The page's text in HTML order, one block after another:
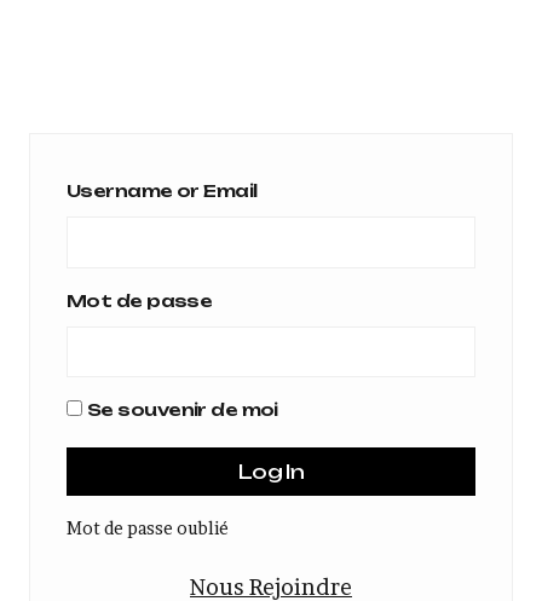
Username or Email
Mot de passe
Se souvenir de moi
Mot de passe oublié
Nous Rejoindre